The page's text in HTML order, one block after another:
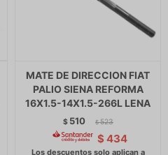
MATE DE DIRECCION FIAT
PALIO SIENA REFORMA
16X1.5-14X1.5-266L LENA
$ 510 $ 523
$ 434